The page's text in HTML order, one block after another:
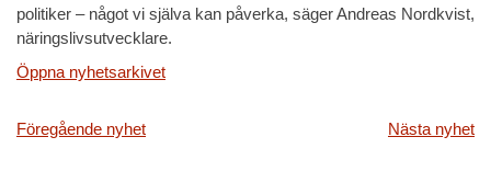
politiker – något vi själva kan påverka, säger Andreas Nordkvist,
näringslivsutvecklare.
Öppna nyhetsarkivet
Inläggsnavigering
Föregående nyhet Nästa nyhet